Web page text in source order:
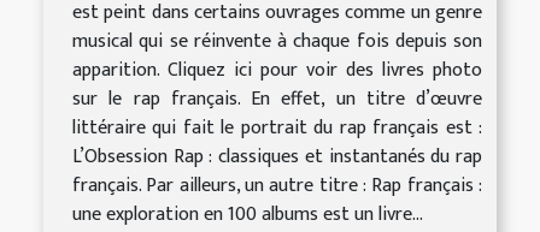
est peint dans certains ouvrages comme un genre
musical qui se réinvente à chaque fois depuis son
apparition. Cliquez ici pour voir des livres photo
sur le rap français. En effet, un titre d’œuvre
littéraire qui fait le portrait du rap français est :
L’Obsession Rap : classiques et instantanés du rap
français. Par ailleurs, un autre titre : Rap français :
une exploration en 100 albums est un livre...